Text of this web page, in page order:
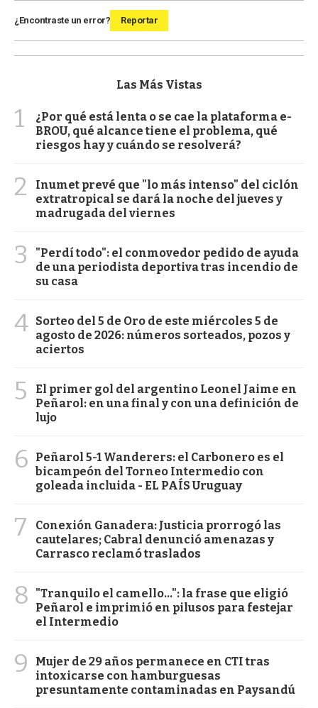
¿Encontraste un error? Reportar
Las Más Vistas
1
¿Por qué está lenta o se cae la plataforma e-
BROU, qué alcance tiene el problema, qué
riesgos hay y cuándo se resolverá?
2
Inumet prevé que "lo más intenso" del ciclón
extratropical se dará la noche del jueves y
madrugada del viernes
3
"Perdí todo": el conmovedor pedido de ayuda
de una periodista deportiva tras incendio de
su casa
4 Sorteo del 5 de Oro de este miércoles 5 de
agosto de 2026: números sorteados, pozos y
aciertos
5
El primer gol del argentino Leonel Jaime en
Peñarol: en una final y con una definición de
lujo
6
Peñarol 5-1 Wanderers: el Carbonero es el
bicampeón del Torneo Intermedio con
goleada incluida - EL PAÍS Uruguay
7
Conexión Ganadera: Justicia prorrogó las
cautelares; Cabral denunció amenazas y
Carrasco reclamó traslados
8
"Tranquilo el camello...": la frase que eligió
Peñarol e imprimió en pilusos para festejar
el Intermedio
9
Mujer de 29 años permanece en CTI tras
intoxicarse con hamburguesas
presuntamente contaminadas en Paysandú